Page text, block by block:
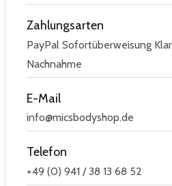
Zahlungsarten
PayPal Sofortüberweisung
Nachnahme
E-Mail
info@micsbodyshop.de
Telefon
+49 (0) 941 / 38 13 68 52